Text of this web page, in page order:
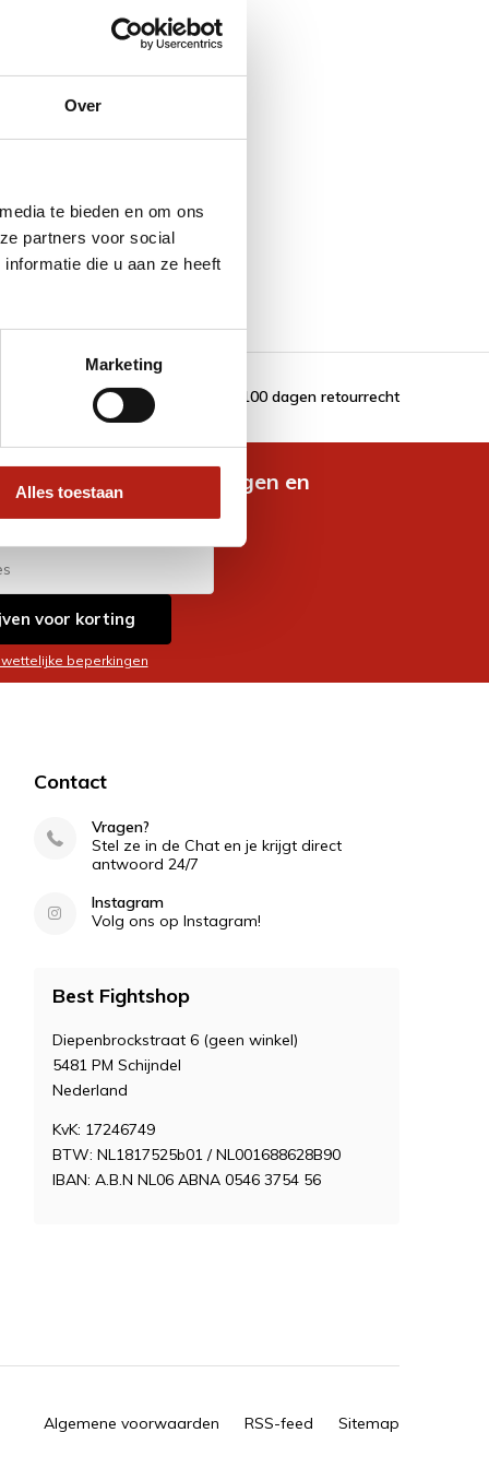
Over
te bieden en om ons
partners voor social
die u aan ze heeft
Marketing
Alles toestaan
100 dagen retourrecht
nieuwste aanbiedingen en
voor korting
beperkingen
Contact
Vragen?
Stel ze in de Chat en je krijgt direct
antwoord 24/7
Instagram
Volg ons op Instagram!
Best Fightshop
Diepenbrockstraat 6 (geen winkel)
5481 PM Schijndel
Nederland
KvK: 17246749
BTW: NL1817525b01 / NL001688628B90
IBAN: A.B.N NL06 ABNA 0546 3754 56
Algemene voorwaarden RSS-feed Sitemap